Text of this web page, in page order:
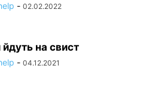
- 02.02.2022
йдуть на свист
- 04.12.2021